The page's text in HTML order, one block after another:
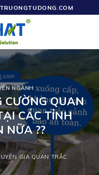
NGÀNH
CƯỜNG QUAN
CÁC TỈNH
NỮA ??
GIA QUAN TRẮC